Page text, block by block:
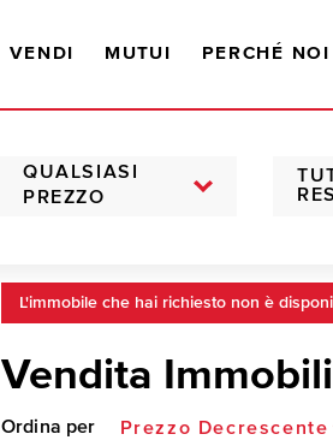
VENDI MUTUI PERCHÉ NOI
QUALSIASI
PREZZO
L'immobile che hai richiesto non è
Vendita Immobili
Ordina per Prezzo Decrescente